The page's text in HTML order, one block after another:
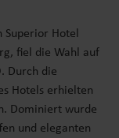
Superior Hotel
fiel die Wahl auf
Durch die
Hotels erhielten
Dominiert wurde
und eleganten